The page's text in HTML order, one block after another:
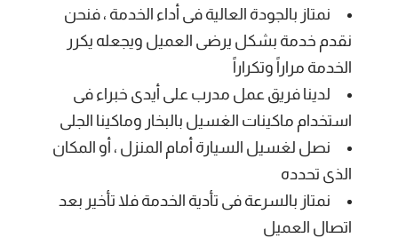
نمتاز بالجودة العالية فى أداء الخدمة ، فنحن
نقدم خدمة بشكل يرضى العميل ويجعله يكرر
الخدمة مراراً وتكراراً
لدينا فريق عمل مدرب على أيدى خبراء فى
استخدام ماكينات الغسيل بالبخار وماكينا الجلى
نصل لغسيل السيارة أمام المنزل ، أو المكان
الذى تحدده
نمتاز بالسرعة فى تأدية الخدمة فلا تأخير بعد
اتصال العميل